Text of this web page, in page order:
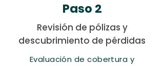
Paso 2
Revisión de pólizas y
descubrimiento de pérdidas
​Evaluación de cobertura y